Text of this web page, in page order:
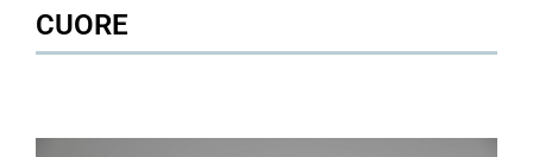
CUORE